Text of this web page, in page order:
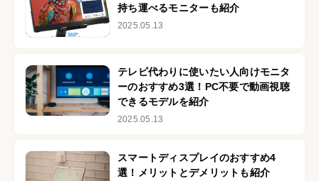
持ち運べるモニターも紹介
2025.05.13
テレビ代わりに使いたい人向けモニタ
ーのおすすめ3選！PC不要で動画視聴
できるモデルを紹介
2025.05.13
スマートディスプレイのおすすめ4
選！メリットとデメリットも紹介